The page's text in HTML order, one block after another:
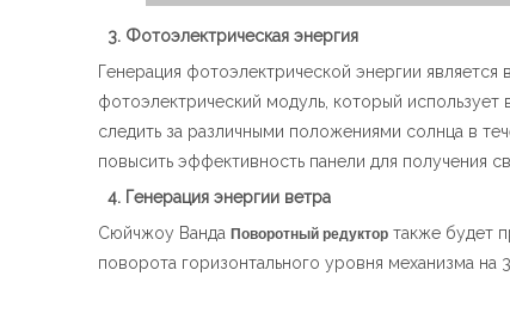
3. Фотоэлектрическая энергия
Генерация фотоэлектрической энергии
фотоэлектрический модуль, который
следить за различными положениями солнца в
повысить эффективность панели для получения
4. Генерация энергии ветра
Сюйчжоу Ванда Поворотный редуктор также будет
поворота горизонтального уровня механизма на